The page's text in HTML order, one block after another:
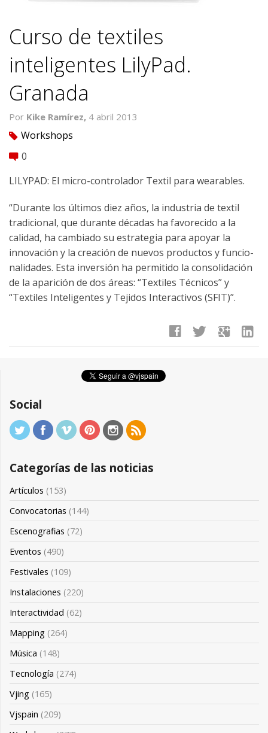
Curso de textiles
inteligentes LilyPad.
Granada
Por Kike Ramírez, 4 abril 2013
tag Workshops
comment 0
LILYPAD: El micro-controlador Textil para wearables.
“Durante los últimos diez años, la industria de textil
tradicional, que durante décadas ha favorecido a la
calidad, ha cambiado su estrategia para apoyar la
innovación y la creación de nuevos productos y funcio-
nalidades. Esta inversión ha permitido la consolidación
de la aparición de dos áreas: “Textiles Técnicos” y
“Textiles Inteligentes y Tejidos Interactivos (SFIT)”.
facebook twitter google linkedin
Social
Categorías de las noticias
Artículos (153)
Convocatorias (144)
Escenografias (72)
Eventos (490)
Festivales (109)
Instalaciones (220)
Interactividad (62)
Mapping (264)
Música (148)
Tecnología (274)
Vjing (165)
Vjspain (209)